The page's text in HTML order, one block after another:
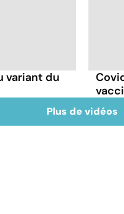
variant du
Plus de vidéos